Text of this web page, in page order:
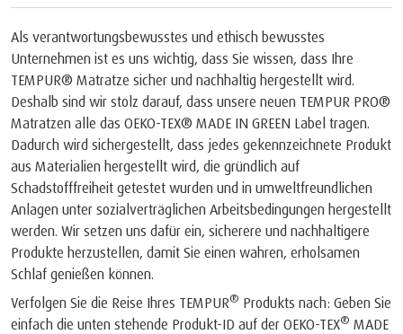
Als verantwortungsbewusstes und ethisch bewusstes
Unternehmen ist es uns wichtig, dass Sie wissen, dass Ihre
TEMPUR® Matratze sicher und nachhaltig hergestellt wird.
Deshalb sind wir stolz darauf, dass unsere neuen TEMPUR PRO®
Matratzen alle das OEKO-TEX® MADE IN GREEN Label tragen.
Dadurch wird sichergestellt, dass jedes gekennzeichnete Produkt
aus Materialien hergestellt wird, die gründlich auf
Schadstofffreiheit getestet wurden und in umweltfreundlichen
Anlagen unter sozialverträglichen Arbeitsbedingungen hergestellt
werden. Wir setzen uns dafür ein, sicherere und nachhaltigere
Produkte herzustellen, damit Sie einen wahren, erholsamen
Schlaf genießen können.
Verfolgen Sie die Reise Ihres TEMPUR® Produkts nach: Geben Sie
einfach die unten stehende Produkt-ID auf der OEKO-TEX® MADE